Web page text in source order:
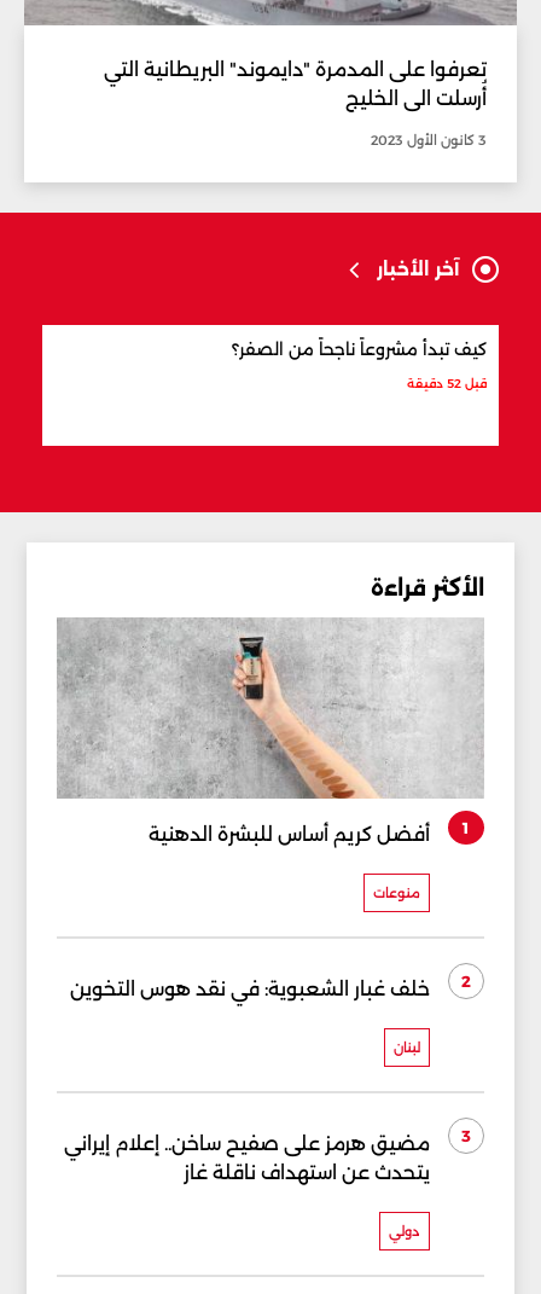
تعرفوا على المدمرة "دايموند" البريطانية التي
أُرسلت الى الخليج
3 كانون الأول 2023
آخر الأخبار
كيف تبدأ مشروعاً ناجحاً من الصفر؟
قبل 52 دقيقة
الأكثر قراءة
1 أفضل كريم أساس للبشرة الدهنية
منوعات
2 خلف غبار الشعبوية: في نقد هوس التخوين
لبنان
3
مضيق هرمز على صفيح ساخن.. إعلام إيراني
يتحدث عن استهداف ناقلة غاز
دولي